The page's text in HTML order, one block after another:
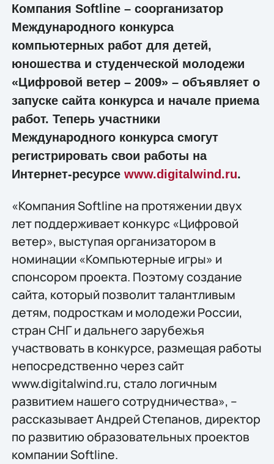
Компания Softline – соорганизатор
Международного конкурса
компьютерных работ для детей,
юношества и студенческой молодежи
«Цифровой ветер – 2009» – объявляет о
запуске сайта конкурса и начале приема
работ. Теперь участники
Международного конкурса смогут
регистрировать свои работы на
Интернет-ресурсе www.digitalwind.ru.
«Компания Softline на протяжении двух
лет поддерживает конкурс «Цифровой
ветер», выступая организатором в
номинации «Компьютерные игры» и
спонсором проекта. Поэтому создание
сайта, который позволит талантливым
детям, подросткам и молодежи России,
стран СНГ и дальнего зарубежья
участвовать в конкурсе, размещая работы
непосредственно через сайт
www.digitalwind.ru, стало логичным
развитием нашего сотрудничества», –
рассказывает Андрей Степанов, директор
по развитию образовательных проектов
компании Softline.